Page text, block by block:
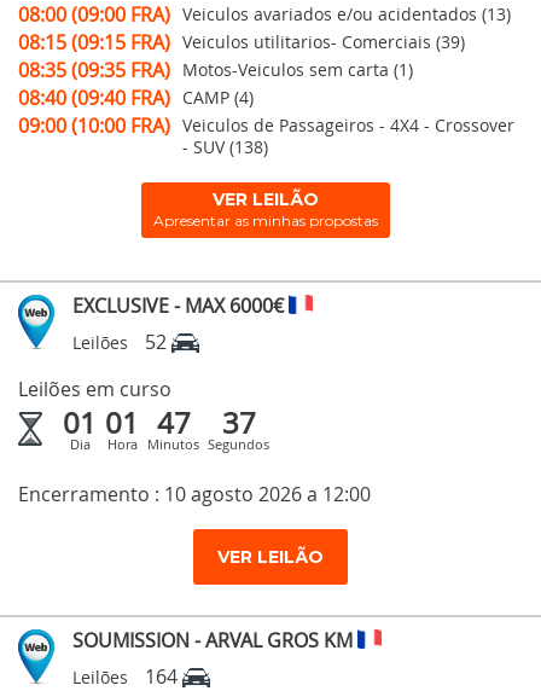
08:00 (09:00 FRA) Veiculos avariados e/ou acidentados (13)
08:15 (09:15 FRA) Veiculos utilitarios- Comerciais (39)
08:35 (09:35 FRA) Motos-Veiculos sem carta (1)
08:40 (09:40 FRA) CAMP (4)
09:00 (10:00 FRA) Veiculos de Passageiros - 4X4 - Crossover
- SUV (138)
VER LEILÃO
Apresentar as minhas propostas
EXCLUSIVE - MAX 6000€
Leilões
52
Leilões em curso
01
Dia
01
Hora
47
Minutos
36
Segundos
Encerramento : 10 agosto 2026 a 12:00
VER LEILÃO
SOUMISSION - ARVAL GROS KM
Leilões
164